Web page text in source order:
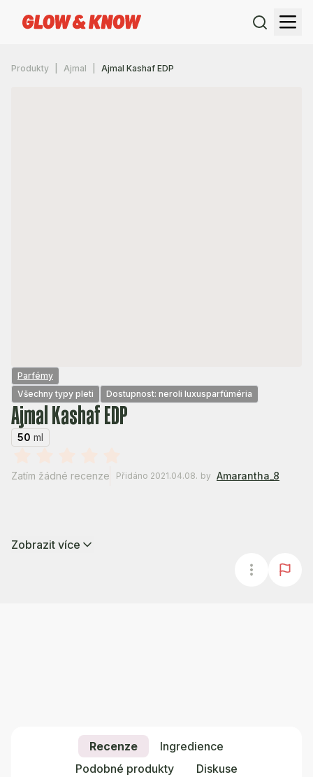
Produkty Ajmal Ajmal Kashaf EDP
Parfémy
Všechny typy pleti
Dostupnost: neroli luxusparfüméria
Ajmal Kashaf EDP
50 ml
Zatím žádné recenze Přidáno 2021.04.08. by Amarantha_8
Zobrazit více
Recenze
Ingredience
Podobné produkty
Diskuse